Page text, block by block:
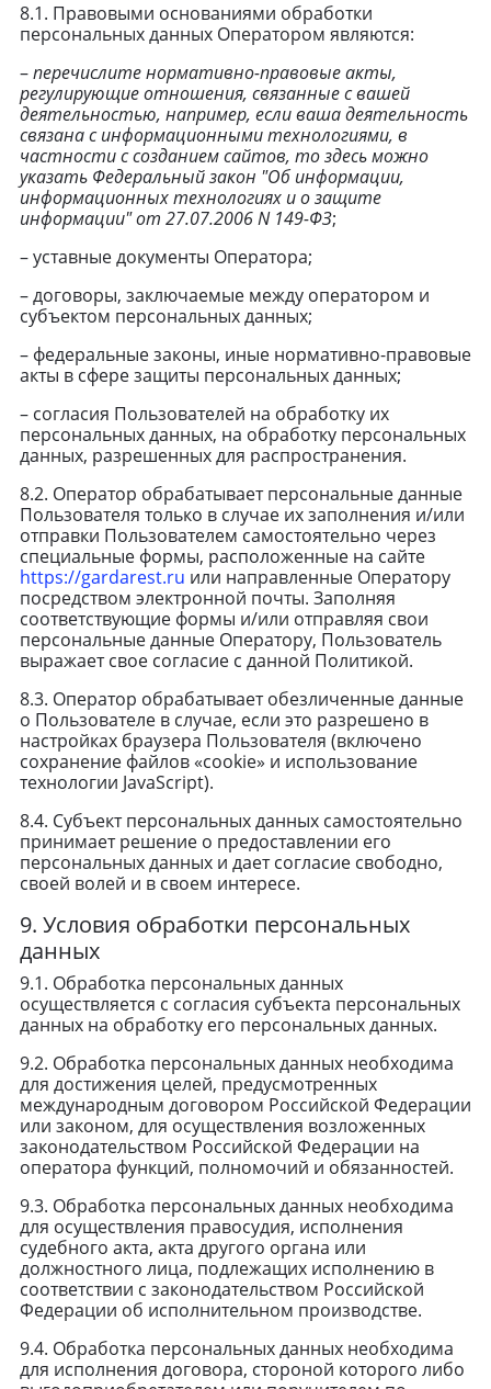
8.1. Правовыми основаниями обработки
персональных данных Оператором являются:
–перечислите нормативно-правовые акты,
регулирующие отношения, связанные с вашей
деятельностью, например, если ваша деятельность
связана с информационными технологиями, в
частности с созданием сайтов, то здесь можно
указать Федеральный закон "Об информации,
информационных технологиях и о защите
информации" от 27.07.2006 N 149-ФЗ;
– уставные документы Оператора;
– договоры, заключаемые между оператором и
субъектом персональных данных;
– федеральные законы, иные нормативно-правовые
акты в сфере защиты персональных данных;
– согласия Пользователей на обработку их
персональных данных, на обработку персональных
данных, разрешенных для распространения.
8.2. Оператор обрабатывает персональные данные
Пользователя только в случае их заполнения и/или
отправки Пользователем самостоятельно через
специальные формы, расположенные на сайте
https://gardarest.ru или направленные Оператору
посредством электронной почты. Заполняя
соответствующие формы и/или отправляя свои
персональные данные Оператору, Пользователь
выражает свое согласие с данной Политикой.
8.3. Оператор обрабатывает обезличенные данные
о Пользователе в случае, если это разрешено в
настройках браузера Пользователя (включено
сохранение файлов «cookie» и использование
технологии JavaScript).
8.4. Субъект персональных данных самостоятельно
принимает решение о предоставлении его
персональных данных и дает согласие свободно,
своей волей и в своем интересе.
9. Условия обработки персональных
данных
9.1. Обработка персональных данных
осуществляется с согласия субъекта персональных
данных на обработку его персональных данных.
9.2. Обработка персональных данных необходима
для достижения целей, предусмотренных
международным договором Российской Федерации
или законом, для осуществления возложенных
законодательством Российской Федерации на
оператора функций, полномочий и обязанностей.
9.3. Обработка персональных данных необходима
для осуществления правосудия, исполнения
судебного акта, акта другого органа или
должностного лица, подлежащих исполнению в
соответствии с законодательством Российской
Федерации об исполнительном производстве.
9.4. Обработка персональных данных необходима
для исполнения договора, стороной которого либо